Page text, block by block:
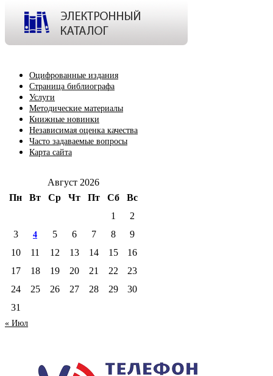
Оцифрованные издания
Страница библиографа
Услуги
Методические материалы
Книжные новинки
Независимая оценка качества
Часто задаваемые вопросы
Карта сайта
Август 2026
Пн
Вт Ср Чт Пт Сб
Вс
1
2
3
4 5 6 7 8
9
10
11 12 13 14 15
16
17
18 19 20 21 22
23
24
25 26 27 28 29
30
31
« Июл